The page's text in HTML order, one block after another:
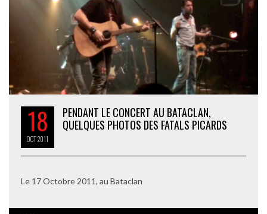
18
OCT2011
PENDANT LE CONCERT AU BATACLAN,
QUELQUES PHOTOS DES FATALS PICARDS
Le 17 Octobre 2011, au Bataclan